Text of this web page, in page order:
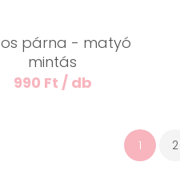
párna - matyó
mintás
990 Ft / db
1 2